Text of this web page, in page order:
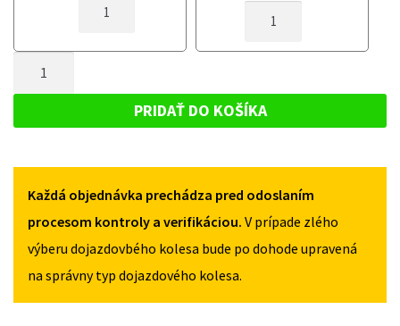
DOJAZDOVÉ
LEXUS
II
OD
DOJAZDOVÉ
II
II
155/90R17
5X114,3
LEXUS
OD
2015
5X114,3
PRIDAŤ DO KOŠÍKA
Každá objednávka prechádza pred odoslaním
procesom kontroly a verifikáciou. V prípade zlého
výberu dojazdovbého kolesa bude po dohode upravená
na správny typ dojazdového kolesa.